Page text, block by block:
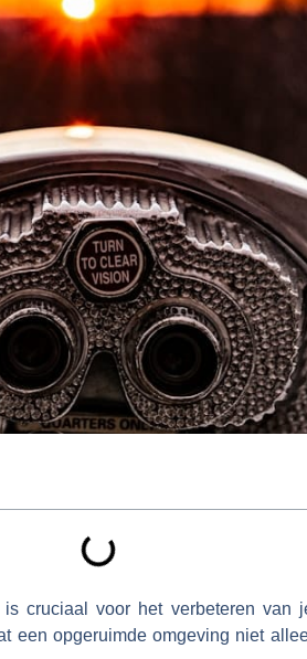
cruciaal voor het verbeteren
een opgeruimde omgeving niet